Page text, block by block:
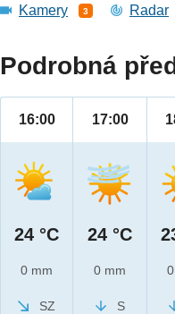
Kamery 3 Radar
Podrobná
16:00
24 °C
0 mm
SZ
17:00
24 °C
0 mm
S